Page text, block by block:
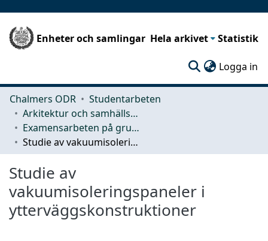
Enheter och samlingar Hela arkivet Statistik
Logga in
Chalmers ODR
Studentarbeten
Arkitektur och samhällsbyggnadsteknik (ACE)
Examensarbeten på grundnivå
Studie av vakuumisoleringspaneler i ytterväggskonstruktioner
Studie av
vakuumisoleringspaneler i
ytterväggskonstruktioner